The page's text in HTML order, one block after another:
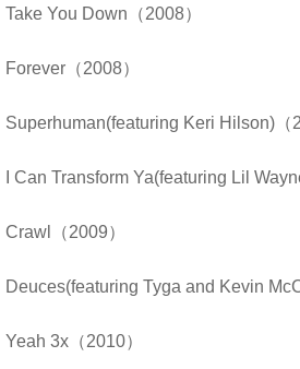
Take You Down（2008）
Forever（2008）
Superhuman(featuring Keri Hilson)（
I Can Transform Ya(featuring Lil
Crawl（2009）
Deuces(featuring Tyga and Kevin
Yeah 3x（2010）